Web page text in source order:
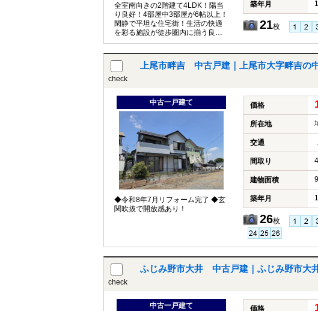
全室南向きの2階建て4LDK！陽当
り良好！4部屋中3部屋が6帖以上！
閑静で平坦な住宅街！生活の快適
を彩る施設が徒歩圏内に揃う良好
な住環境です！
築年月
21枚
check
上尾市畔吉 中古戸建｜上尾市大字畔吉の
中古一戸建て
◆令和8年7月リフォーム完了 ◆玄
関吹抜で開放感あり！
価格
所在地
交通
間取り
建物面積
築年月
26枚
check
ふじみ野市大井 中古戸建｜ふじみ野市大
中古一戸建て 価格